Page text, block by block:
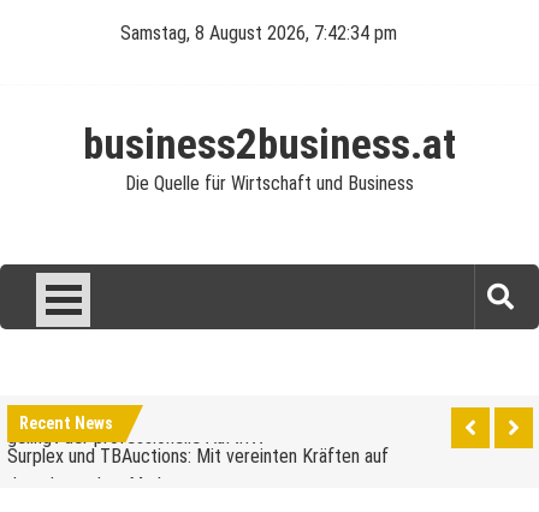
Samstag, 8 August 2026, 7:42:34 pm
business2business.at
Die Quelle für Wirtschaft und Business
Recent News
Perfekte Ausstattung für die Gastronomie: So
gelingt der professionelle Auftritt
Surplex und TBAuctions: Mit vereinten Kräften auf
dem deutschen Markt